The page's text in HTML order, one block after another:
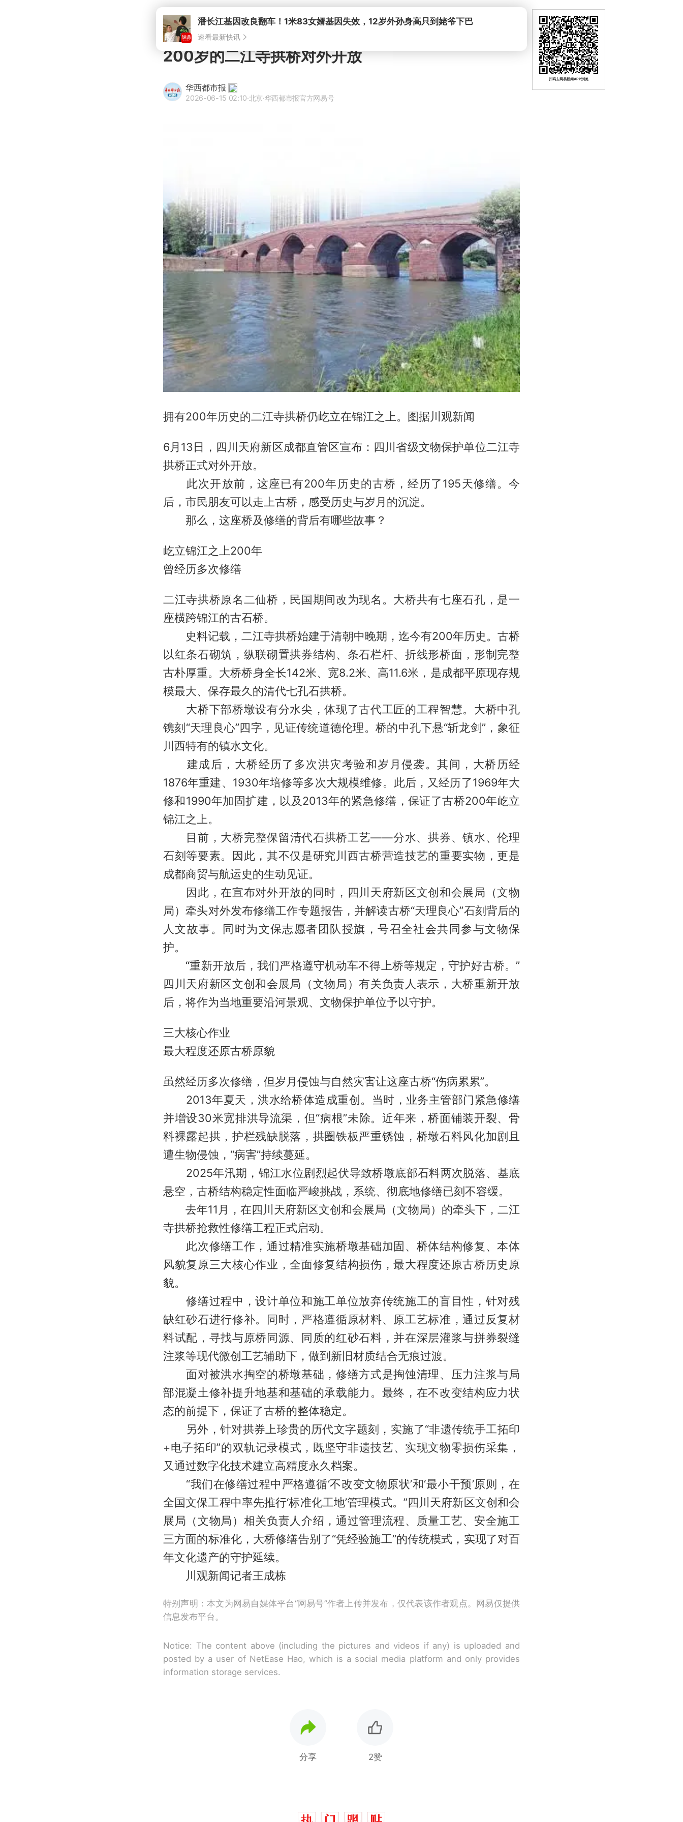
潘长江基因改良翻车！1米83女婿基因失效，12岁外孙身高只到姥爷下巴
速看最新快讯
200岁的二江寺拱桥对外开放
华西都市报
2026-06-15 02:10·北京·华西都市报官方网易号
拥有200年历史的二江寺拱桥仍屹立在锦江之上。图据川观新闻
6月13日，四川天府新区成都直管区宣布：四川省级文物保护单位二江寺
拱桥正式对外开放。
此次开放前，这座已有200年历史的古桥，经历了195天修缮。今
后，市民朋友可以走上古桥，感受历史与岁月的沉淀。
那么，这座桥及修缮的背后有哪些故事？
屹立锦江之上200年
曾经历多次修缮
二江寺拱桥原名二仙桥，民国期间改为现名。大桥共有七座石孔，是一
座横跨锦江的古石桥。
史料记载，二江寺拱桥始建于清朝中晚期，迄今有200年历史。古桥
以红条石砌筑，纵联砌置拱券结构、条石栏杆、折线形桥面，形制完整
古朴厚重。大桥桥身全长142米、宽8.2米、高11.6米，是成都平原现存规
模最大、保存最久的清代七孔石拱桥。
大桥下部桥墩设有分水尖，体现了古代工匠的工程智慧。大桥中孔
镌刻“天理良心”四字，见证传统道德伦理。桥的中孔下悬“斩龙剑”，象征
川西特有的镇水文化。
建成后，大桥经历了多次洪灾考验和岁月侵袭。其间，大桥历经
1876年重建、1930年培修等多次大规模维修。此后，又经历了1969年大
修和1990年加固扩建，以及2013年的紧急修缮，保证了古桥200年屹立
锦江之上。
目前，大桥完整保留清代石拱桥工艺——分水、拱券、镇水、伦理
石刻等要素。因此，其不仅是研究川西古桥营造技艺的重要实物，更是
成都商贸与航运史的生动见证。
因此，在宣布对外开放的同时，四川天府新区文创和会展局（文物
局）牵头对外发布修缮工作专题报告，并解读古桥“天理良心”石刻背后的
人文故事。同时为文保志愿者团队授旗，号召全社会共同参与文物保
护。
“重新开放后，我们严格遵守机动车不得上桥等规定，守护好古桥。”
四川天府新区文创和会展局（文物局）有关负责人表示，大桥重新开放
后，将作为当地重要沿河景观、文物保护单位予以守护。
三大核心作业
最大程度还原古桥原貌
虽然经历多次修缮，但岁月侵蚀与自然灾害让这座古桥“伤病累累”。
2013年夏天，洪水给桥体造成重创。当时，业务主管部门紧急修缮
并增设30米宽排洪导流渠，但“病根”未除。近年来，桥面铺装开裂、骨
料裸露起拱，护栏残缺脱落，拱圈铁板严重锈蚀，桥墩石料风化加剧且
遭生物侵蚀，“病害”持续蔓延。
2025年汛期，锦江水位剧烈起伏导致桥墩底部石料两次脱落、基底
悬空，古桥结构稳定性面临严峻挑战，系统、彻底地修缮已刻不容缓。
去年11月，在四川天府新区文创和会展局（文物局）的牵头下，二江
寺拱桥抢救性修缮工程正式启动。
此次修缮工作，通过精准实施桥墩基础加固、桥体结构修复、本体
风貌复原三大核心作业，全面修复结构损伤，最大程度还原古桥历史原
貌。
修缮过程中，设计单位和施工单位放弃传统施工的盲目性，针对残
缺红砂石进行修补。同时，严格遵循原材料、原工艺标准，通过反复材
料试配，寻找与原桥同源、同质的红砂石料，并在深层灌浆与拼券裂缝
注浆等现代微创工艺辅助下，做到新旧材质结合无痕过渡。
面对被洪水掏空的桥墩基础，修缮方式是掏蚀清理、压力注浆与局
部混凝土修补提升地基和基础的承载能力。最终，在不改变结构应力状
态的前提下，保证了古桥的整体稳定。
另外，针对拱券上珍贵的历代文字题刻，实施了“非遗传统手工拓印
+电子拓印”的双轨记录模式，既坚守非遗技艺、实现文物零损伤采集，
又通过数字化技术建立高精度永久档案。
“我们在修缮过程中严格遵循‘不改变文物原状’和‘最小干预’原则，在
全国文保工程中率先推行‘标准化工地’管理模式。”四川天府新区文创和会
展局（文物局）相关负责人介绍，通过管理流程、质量工艺、安全施工
三方面的标准化，大桥修缮告别了“凭经验施工”的传统模式，实现了对百
年文化遗产的守护延续。
川观新闻记者王成栋
特别声明：本文为网易自媒体平台“网易号”作者上传并发布，仅代表该作者观点。网易仅提供
信息发布平台。
Notice: The content above (including the pictures and videos if any) is uploaded and
posted by a user of NetEase Hao, which is a social media platform and only provides
information storage services.
分享 2赞
扫码去网易新闻APP浏览